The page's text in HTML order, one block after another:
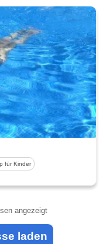
für Kinder
angezeigt
laden